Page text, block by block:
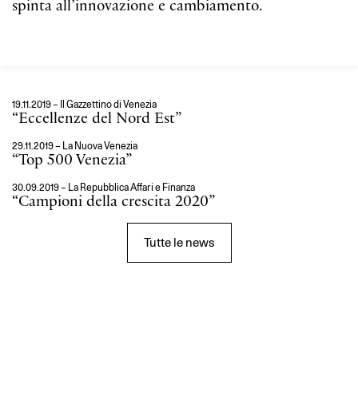
spinta all’innovazione e cambiamento.
19.11.2019 – Il Gazzettino di Venezia
“Eccellenze del Nord Est”
29.11.2019 – La Nuova Venezia
“Top 500 Venezia”
30.09.2019 – La Repubblica Affari e Finanza
“Campioni della crescita 2020”
Tutte le news